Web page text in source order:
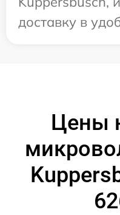
доставку в
Цены